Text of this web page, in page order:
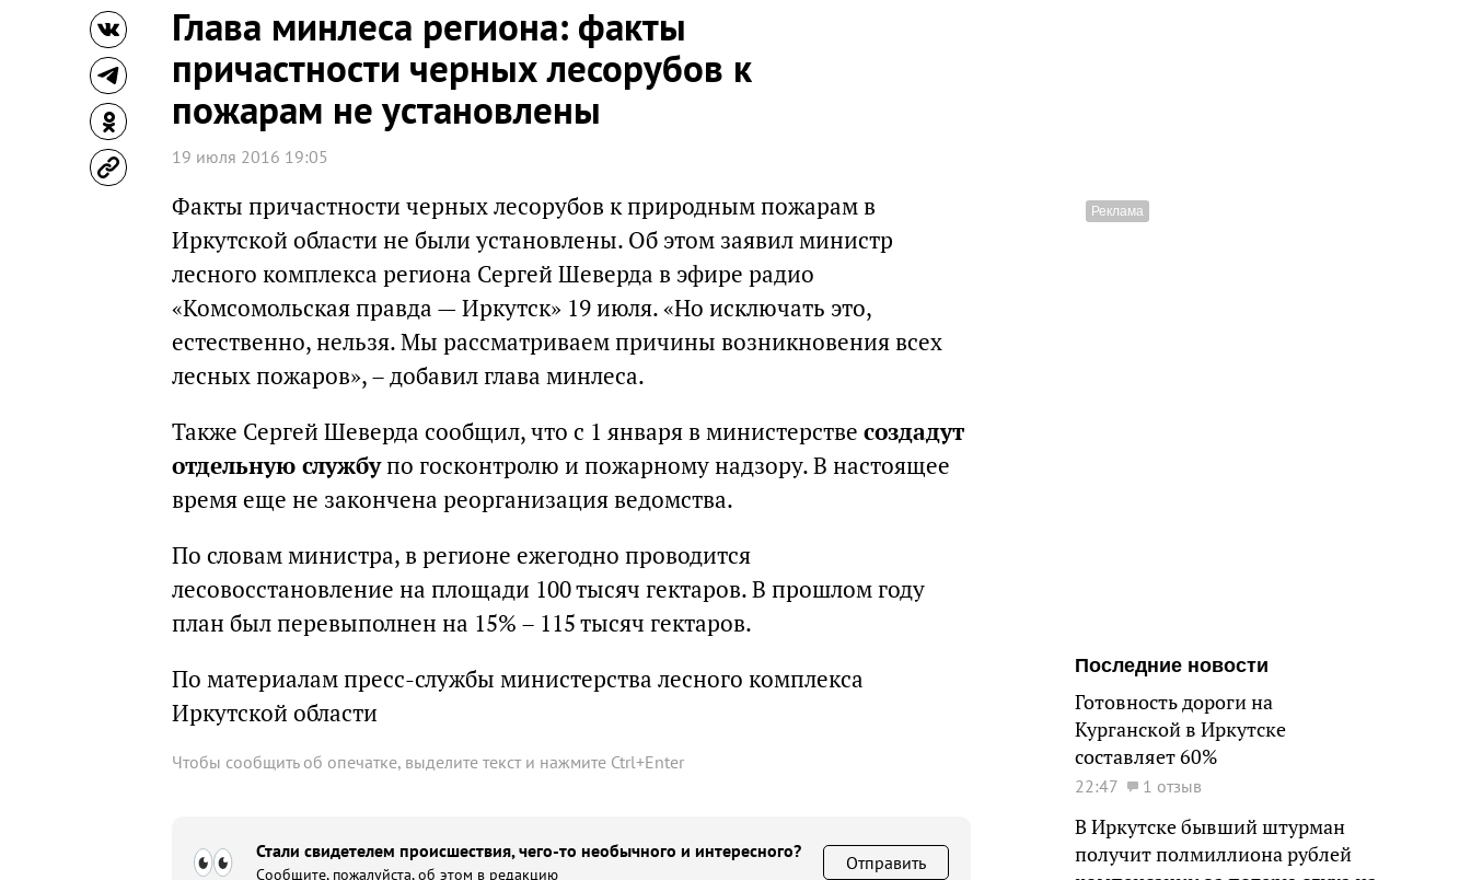
Глава минлеса региона: факты
причастности черных лесорубов к
пожарам не установлены
19 июля 2016 19:05
Факты причастности черных лесорубов к природным пожарам в
Иркутской области не были установлены. Об этом заявил министр
лесного комплекса региона Сергей Шеверда в эфире радио
«Комсомольская правда — Иркутск» 19 июля. «Но исключать это,
естественно, нельзя. Мы рассматриваем причины возникновения всех
лесных пожаров», – добавил глава минлеса.
Также Сергей Шеверда сообщил, что с 1 января в министерстве создадут
отдельную службупо госконтролю и пожарному надзору. В настоящее
время еще не закончена реорганизация ведомства.
По словам министра, в регионе ежегодно проводится
лесовосстановление на площади 100 тысяч гектаров. В прошлом году
план был перевыполнен на 15% – 115 тысяч гектаров.
По материалам пресс-службы министерства лесного комплекса
Иркутской области
Чтобы сообщить об опечатке, выделите текст и нажмите Ctrl+Enter
Стали свидетелем происшествия, чего-то необычного и интересного?
Сообщите, пожалуйста, об этом в редакцию
Отправить
Последние новости
Готовность дороги на
Курганской в Иркутске
составляет 60%
22:47 1 отзыв
В Иркутске бывший штурман
получит полмиллиона рублей